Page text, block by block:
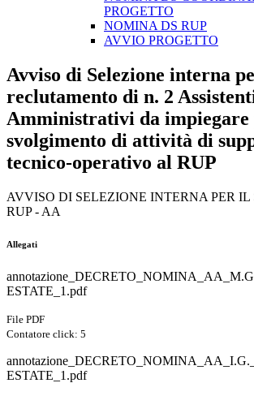
PROGETTO
NOMINA DS RUP
AVVIO PROGETTO
Avviso di Selezione interna
reclutamento di n. 2
Amministrativi da impiegare
svolgimento di attività di
tecnico-operativo al RUP
AVVISO DI SELEZIONE INTERNA PER IL
RUP - AA
Allegati
ESTATE_1.pdf
File PDF
Contatore click: 5
ESTATE_1.pdf